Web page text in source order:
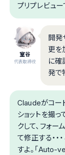
プリプレビュー
室谷
代表取締役
開発
更を
に確
発で
Claudeがコー
ショットを撮っ
クして、フォ
て修正する・
すよ。「Auto-